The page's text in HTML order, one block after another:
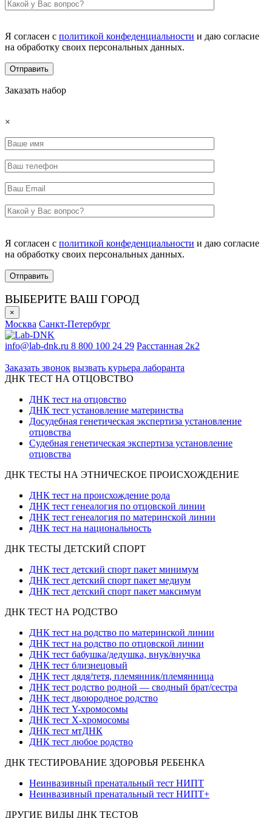
Я согласен с политикой конфеденциальности и даю согласие
на обработку своих персональных данных.
Заказать набор
×
Я согласен с политикой конфеденциальности и даю согласие
на обработку своих персональных данных.
ВЫБЕРИТЕ ВАШ ГОРОД
×
Москва Санкт-Петербург
info@lab-dnk.ru 8 800 100 24 29 Расстанная 2к2
Заказать звонок вызвать курьера лаборанта
ДНК ТЕСТ НА ОТЦОВСТВО
ДНК тест на отцовство
ДНК тест установление материнства
Досудебная генетическая экспертиза установление
отцовства
Судебная генетическая экспертиза установление
отцовства
ДНК ТЕСТЫ НА ЭТНИЧЕСКОЕ ПРОИСХОЖДЕНИЕ
ДНК тест на происхождение рода
ДНК тест генеалогия по отцовской линии
ДНК тест генеалогия по материнской линии
ДНК тест на национальность
ДНК ТЕСТЫ ДЕТСКИЙ СПОРТ
ДНК тест детский спорт пакет минимум
ДНК тест детский спорт пакет медиум
ДНК тест детский спорт пакет максимум
ДНК ТЕСТ НА РОДСТВО
ДНК тест на родство по материнской линии
ДНК тест на родство по отцовской линии
ДНК тест бабушка/дедушка, внук/внучка
ДНК тест близнецовый
ДНК тест дядя/тетя, племянник/племянница
ДНК тест родство родной — сводный брат/сестра
ДНК тест двоюродное родство
ДНК тест Y-хромосомы
ДНК тест X-хромосомы
ДНК тест мтДНК
ДНК тест любое родство
ДНК ТЕСТИРОВАНИЕ ЗДОРОВЬЯ РЕБЕНКА
Неинвазивный пренатальный тест НИПТ
Неинвазивный пренатальный тест НИПТ+
ДРУГИЕ ВИДЫ ДНК ТЕСТОВ